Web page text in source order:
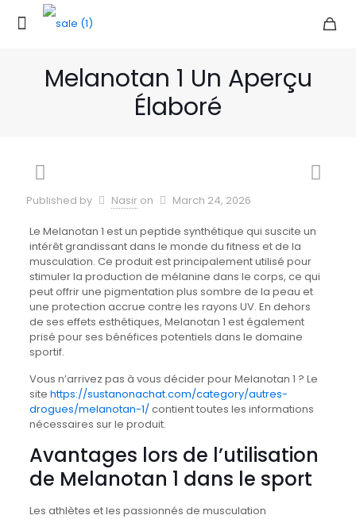
Melanotan 1 Un Aperçu
Élaboré
Published by Nasir on March 24, 2026
Le Melanotan 1 est un peptide synthétique qui suscite un
intérêt grandissant dans le monde du fitness et de la
musculation. Ce produit est principalement utilisé pour
stimuler la production de mélanine dans le corps, ce qui
peut offrir une pigmentation plus sombre de la peau et
une protection accrue contre les rayons UV. En dehors
de ses effets esthétiques, Melanotan 1 est également
prisé pour ses bénéfices potentiels dans le domaine
sportif.
Vous n’arrivez pas à vous décider pour Melanotan 1 ? Le
site https://sustanonachat.com/category/autres-
drogues/melanotan-1/contient toutes les informations
nécessaires sur le produit.
Avantages lors de l’utilisation
de Melanotan 1 dans le sport
Les athlètes et les passionnés de musculation